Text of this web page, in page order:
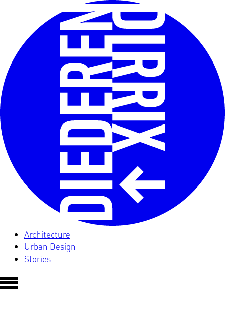
Architecture
Urban Design
Stories